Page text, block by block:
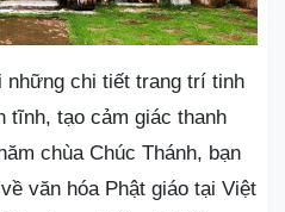
chi tiết trang trí tinh
tĩnh, tạo cảm giác thanh
chùa Chúc Thánh, bạn
văn hóa Phật giáo tại Việt